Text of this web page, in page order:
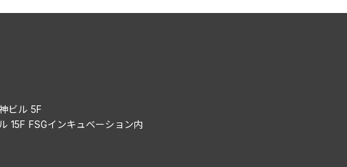
ビル 5F
15F FSGインキュベーション内